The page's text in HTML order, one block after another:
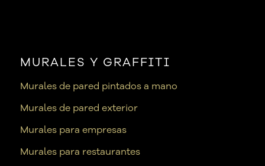
MURALES Y GRAFFITI
Murales de pared pintados a mano
Murales de pared exterior
Murales para empresas
Murales para restaurantes